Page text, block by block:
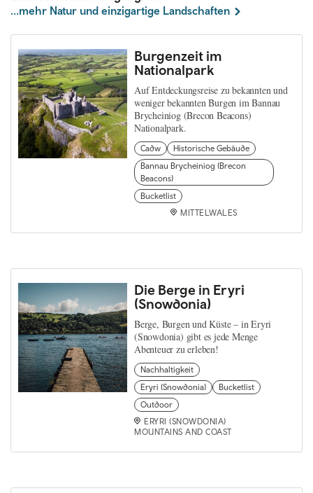
...mehr Natur und einzigartige Landschaften
Burgenzeit im
Nationalpark
Auf Entdeckungsreise zu bekannten und
weniger bekannten Burgen im Bannau
Brycheiniog (Brecon Beacons)
Nationalpark.
Cadw
Historische Gebäude
Bannau Brycheiniog (Brecon
Beacons)
Bucketlist
MITTELWALES
Die Berge in Eryri
(Snowdonia)
Berge, Burgen und Küste – in Eryri
(Snowdonia) gibt es jede Menge
Abenteuer zu erleben!
Nachhaltigkeit
Eryri (Snowdonia)
Bucketlist
Outdoor
ERYRI (SNOWDONIA)
MOUNTAINS AND COAST